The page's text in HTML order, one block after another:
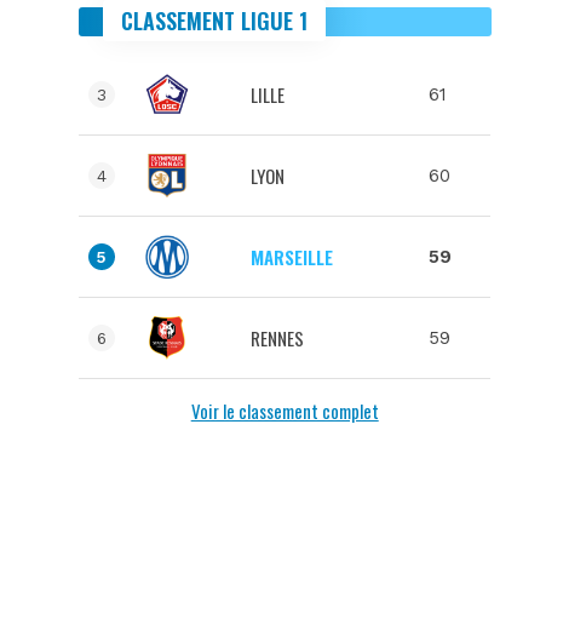
CLASSEMENT LIGUE 1
3 LILLE 61
4 LYON 60
5 MARSEILLE 59
6 RENNES 59
Voir le classement complet